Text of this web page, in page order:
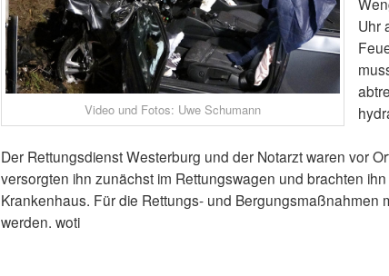
Video und Fotos: Uwe Schumann
Uhr
Der Rettungsdienst Westerburg und der Notarzt waren vor
versorgten ihn zunächst im Rettungswagen und brachten
Krankenhaus. Für die Rettungs- und Bergungsmaßnahmen
werden. woti